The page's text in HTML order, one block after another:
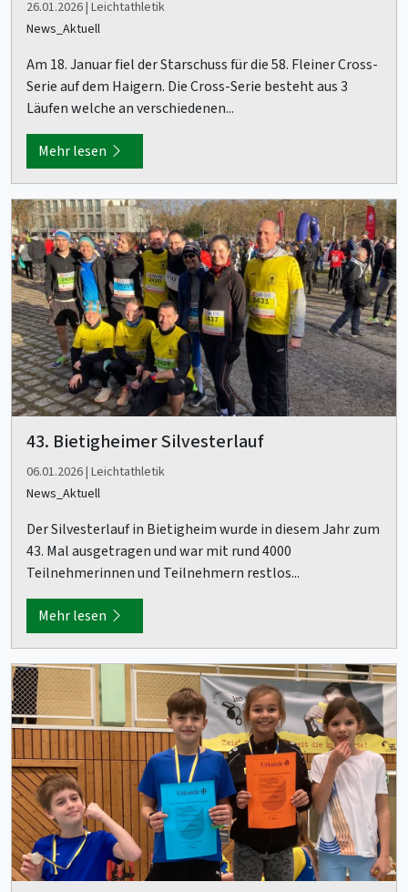
26.01.2026 | Leichtathletik
News_Aktuell
Am 18. Januar fiel der Starschuss für die 58. Fleiner Cross-
Serie auf dem Haigern. Die Cross-Serie besteht aus 3
Läufen welche an verschiedenen...
Mehr lesen
43. Bietigheimer Silvesterlauf
06.01.2026 | Leichtathletik
News_Aktuell
Der Silvesterlauf in Bietigheim wurde in diesem Jahr zum
43. Mal ausgetragen und war mit rund 4000
Teilnehmerinnen und Teilnehmern restlos...
Mehr lesen